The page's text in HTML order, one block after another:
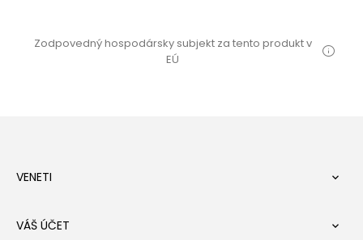
Zodpovedný hospodársky subjekt za tento produkt v
EÚ
VENETI 
VÁŠ ÚČET 